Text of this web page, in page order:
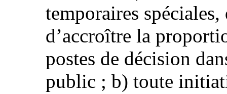
temporaires
d’accroître la
postes de décision
public ; b) toute